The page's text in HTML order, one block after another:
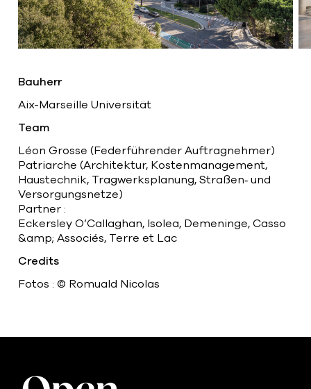
Bauherr
Aix-Marseille Universität
Team
Léon Grosse (Federführender Auftragnehmer)
Patriarche (Architektur, Kostenmanagement,
Haustechnik, Tragwerksplanung, Straßen‑ und
Versorgungsnetze)
Partner :
Eckersley O’Callaghan, Isolea, Demeninge, Casso
&amp; Associés, Terre et Lac
Credits
Fotos : © Romuald Nicolas